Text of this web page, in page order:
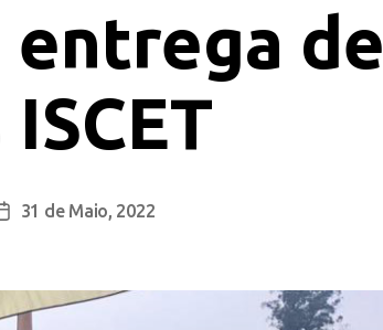
entrega de
31 de Maio, 2022